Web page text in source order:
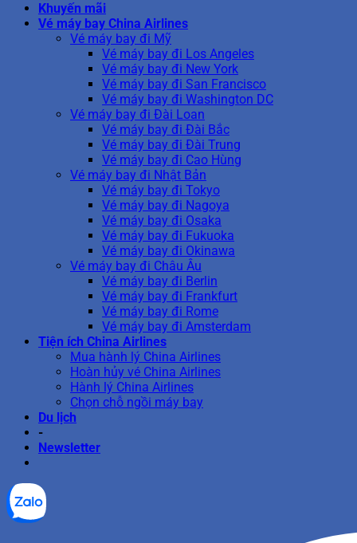
Khuyến mãi
Vé máy bay China Airlines
Vé máy bay đi Mỹ
Vé máy bay đi Los Angeles
Vé máy bay đi New York
Vé máy bay đi San Francisco
Vé máy bay đi Washington DC
Vé máy bay đi Đài Loan
Vé máy bay đi Đài Bắc
Vé máy bay đi Đài Trung
Vé máy bay đi Cao Hùng
Vé máy bay đi Nhật Bản
Vé máy bay đi Tokyo
Vé máy bay đi Nagoya
Vé máy bay đi Osaka
Vé máy bay đi Fukuoka
Vé máy bay đi Okinawa
Vé máy bay đi Châu Âu
Vé máy bay đi Berlin
Vé máy bay đi Frankfurt
Vé máy bay đi Rome
Vé máy bay đi Amsterdam
Tiện ích China Airlines
Mua hành lý China Airlines
Hoàn hủy vé China Airlines
Hành lý China Airlines
Chọn chỗ ngồi máy bay
Du lịch
-
Newsletter